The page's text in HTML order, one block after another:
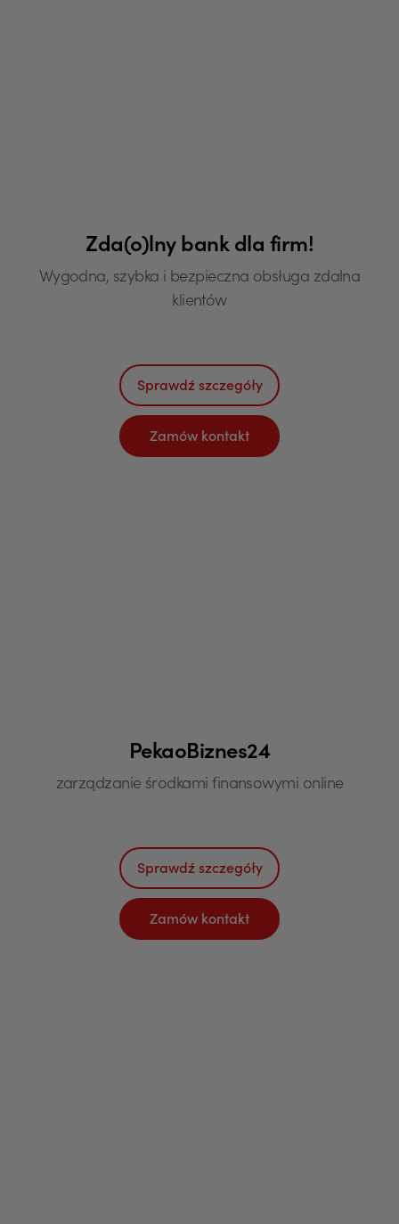
Zda(o)lny bank dla firm!
Wygodna, szybka i bezpieczna obsługa zdalna
klientów
Sprawdź szczegóły
Zamów kontakt
PekaoBiznes24
zarządzanie środkami finansowymi online
Sprawdź szczegóły
Zamów kontakt